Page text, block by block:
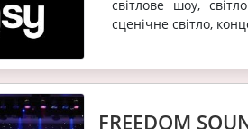
світлове шоу,
сценічне світло,
FREEDOM